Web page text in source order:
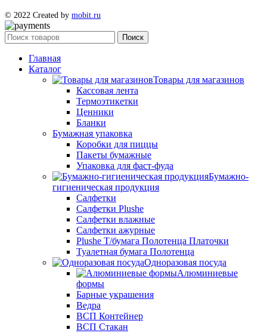
© 2022 Created by mobit.ru
Поиск
Главная
Каталог
Товары для магазинов
Кассовая лента
Термоэтикетки
Ценники
Бланки
Бумажная упаковка
Коробки для пиццы
Пакеты бумажные
Упаковка для фаст-фуда
Бумажно-
гигиеническая продукция
Салфетки
Салфетки Plushe
Салфетки влажные
Салфетки ажурные
Plushe Т/бумага Полотенца Платочки
Туалетная бумага Полотенца
Одноразовая посуда
Алюминиевые
формы
Барные украшения
Ведра
ВСП Контейнер
ВСП Стакан